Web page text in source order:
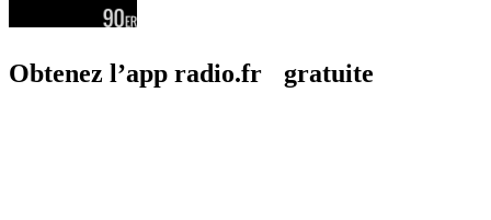
Obtenez l’app radio.fr gratuite